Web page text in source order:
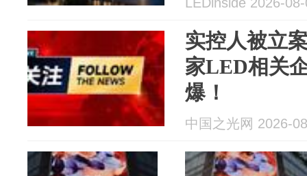
实控人被立
家LED相关
爆！
中国之光网 2026-